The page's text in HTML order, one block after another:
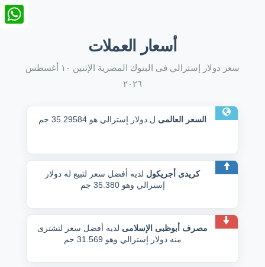
أسعار العملات
سعر دولار إسترالي فى البنوك المصرية الإثنين ١٠ أغسطس
٢٠٢٦
السعر العالمى ل دولار إسترالي هو 35.29584 جم
كريدى أجريكول لديه أفضل سعر لتبيع له دولار
إسترالي وهو 35.380 جم
مصرف أبوظبى الإسلامى لديه أفضل سعر لتشترى
منه دولار إسترالي وهو 31.569 جم